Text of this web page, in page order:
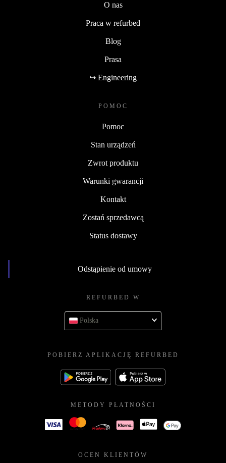
O nas
Praca w refurbed
Blog
Prasa
↪ Engineering
POMOC
Pomoc
Stan urządzeń
Zwrot produktu
Warunki gwarancji
Kontakt
Zostań sprzedawcą
Status dostawy
Odstąpienie od umowy
REFURBED W
Polska
POBIERZ APLIKACJĘ REFURBED
METODY PŁATNOŚCI
OCEN KLIENTÓW